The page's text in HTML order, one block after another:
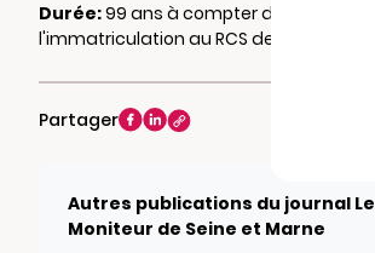
Durée:99 ans à compter de
l'immatriculation au RCS de MELUN
Partager
Autres publications du journal Le
Moniteur de Seine et Marne